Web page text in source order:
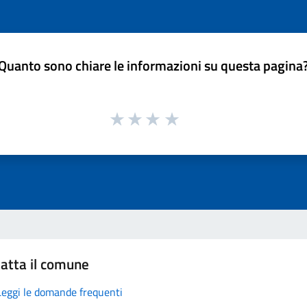
sono chiare le informazioni su questa
il comune
le domande frequenti